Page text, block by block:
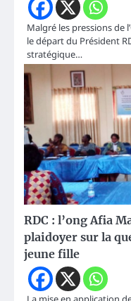
Malgré les pressions de
le départ du Président
stratégique…
RDC : l’ong Afia
plaidoyer sur la
jeune fille